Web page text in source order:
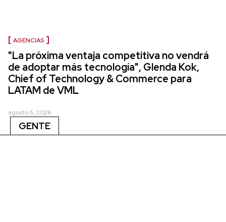
AGENCIAS
"La próxima ventaja competitiva no vendrá
de adoptar más tecnología", Glenda Kok,
Chief of Technology & Commerce para
LATAM de VML
agosto 5, 2026
GENTE